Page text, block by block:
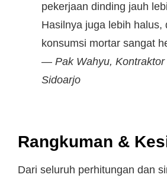
pekerjaan dinding jauh
Hasilnya juga lebih halus,
konsumsi mortar sangat
— Pak Wahyu,
Sidoarjo
Rangkuman &
Dari seluruh perhitungan dan